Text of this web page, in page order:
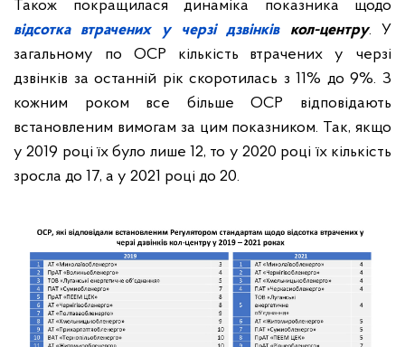
Також покращилася динаміка показника щодо
відсотка втрачених у черзі дзвінківкол-центру. У
загальному по ОСР кількість втрачених у черзі
дзвінків за останній рік скоротилась з 11% до 9%. З
кожним роком все більше ОСР відповідають
встановленим вимогам за цим показником. Так, якщо
у 2019 році їх було лише 12, то у 2020 році їх кількість
зросла до 17, а у 2021 році до 20.